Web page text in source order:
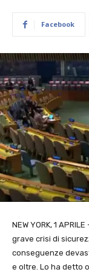
Facebook
NEW YORK, 1
grave crisi di
conseguenze
e oltre. Lo ha detto